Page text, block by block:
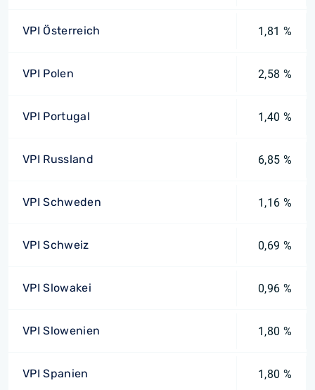
VPI Österreich 1,81 %
VPI Polen 2,58 %
VPI Portugal 1,40 %
VPI Russland 6,85 %
VPI Schweden 1,16 %
VPI Schweiz 0,69 %
VPI Slowakei 0,96 %
VPI Slowenien 1,80 %
VPI Spanien 1,80 %